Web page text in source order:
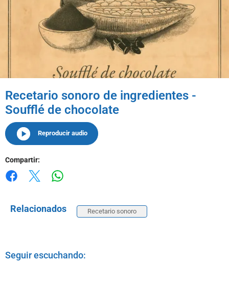
Recetario sonoro de ingredientes -
Soufflé de chocolate
Reproducir audio
Compartir:
Relacionados Recetario sonoro
Seguir escuchando: